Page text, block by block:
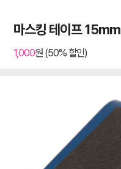
마스킹 테이프 15mm
1,000원 (50% 할인)